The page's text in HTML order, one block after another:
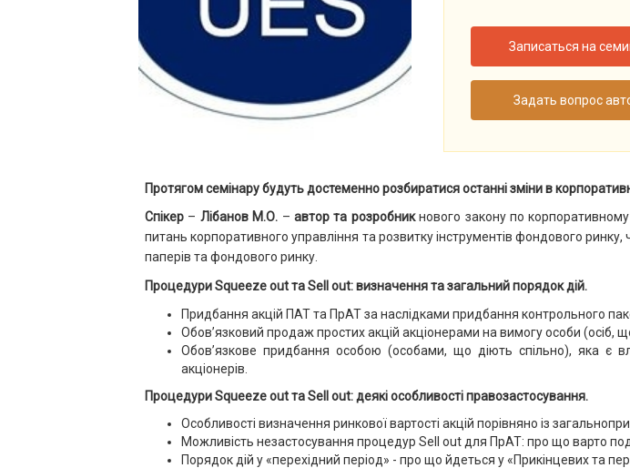
Записаться на
Задать вопрос
Протягом семінару будуть достеменно розбиратися останні зміни в
Спікер – Лібанов М.О. –автор та розробникнового закону по корпоративному
питань корпоративного управління та розвитку інструментів фондового ринку,
паперів та фондового ринку.
Процедури Squeeze out та Sell out: визначення та загальний порядок дій.
Придбання акцій ПАТ та ПрАТ за наслідками придбання контрольного
Обов’язковий продаж простих акцій акціонерами на вимогу особи (осіб,
Обов’язкове придбання особою (особами, що діють спільно), яка є
акціонерів.
Процедури Squeeze out та Sell out: деякі особливості правозастосування.
Особливості визначення ринкової вартості акцій порівняно із
Можливість незастосування процедур Sell out для ПрАТ: про що варто
Порядок дій у «перехідний період» - про що йдеться у «Прикінцевих та